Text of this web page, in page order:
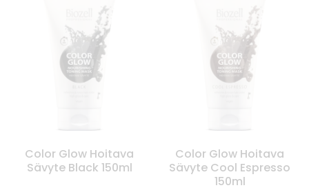
Color Glow Hoitava
Sävyte Black 150ml
Color Glow Hoitava
Sävyte Cool Espresso
150ml